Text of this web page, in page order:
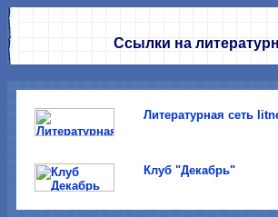
Ссылки на
Литературная сеть
Клуб "Декабрь"